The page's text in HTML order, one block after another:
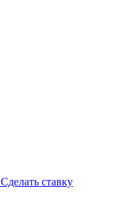
Сделать ставку